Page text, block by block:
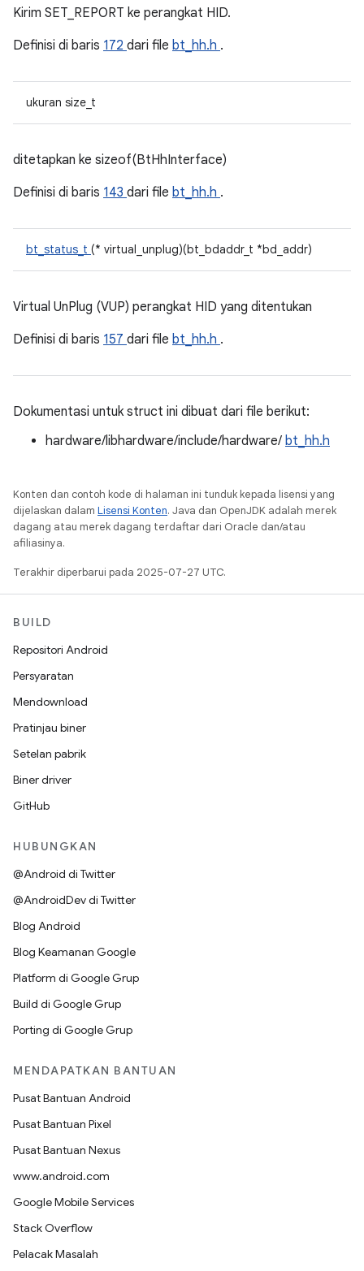
Kirim SET_REPORT ke perangkat HID.
Definisi di baris 172 dari file bt_hh.h .
ukuran size_t
ditetapkan ke sizeof(BtHhInterface)
Definisi di baris 143 dari file bt_hh.h .
bt_status_t (* virtual_unplug)(bt_bdaddr_t *bd_addr)
Virtual UnPlug (VUP) perangkat HID yang ditentukan
Definisi di baris 157 dari file bt_hh.h .
Dokumentasi untuk struct ini dibuat dari file berikut:
hardware/libhardware/include/hardware/ bt_hh.h
Konten dan contoh kode di halaman ini tunduk kepada lisensi yang
dijelaskan dalam Lisensi Konten. Java dan OpenJDK adalah merek
dagang atau merek dagang terdaftar dari Oracle dan/atau
afiliasinya.
Terakhir diperbarui pada 2025-07-27 UTC.
BUILD
Repositori Android
Persyaratan
Mendownload
Pratinjau biner
Setelan pabrik
Biner driver
GitHub
HUBUNGKAN
@Android di Twitter
@AndroidDev di Twitter
Blog Android
Blog Keamanan Google
Platform di Google Grup
Build di Google Grup
Porting di Google Grup
MENDAPATKAN BANTUAN
Pusat Bantuan Android
Pusat Bantuan Pixel
Pusat Bantuan Nexus
www.android.com
Google Mobile Services
Stack Overflow
Pelacak Masalah